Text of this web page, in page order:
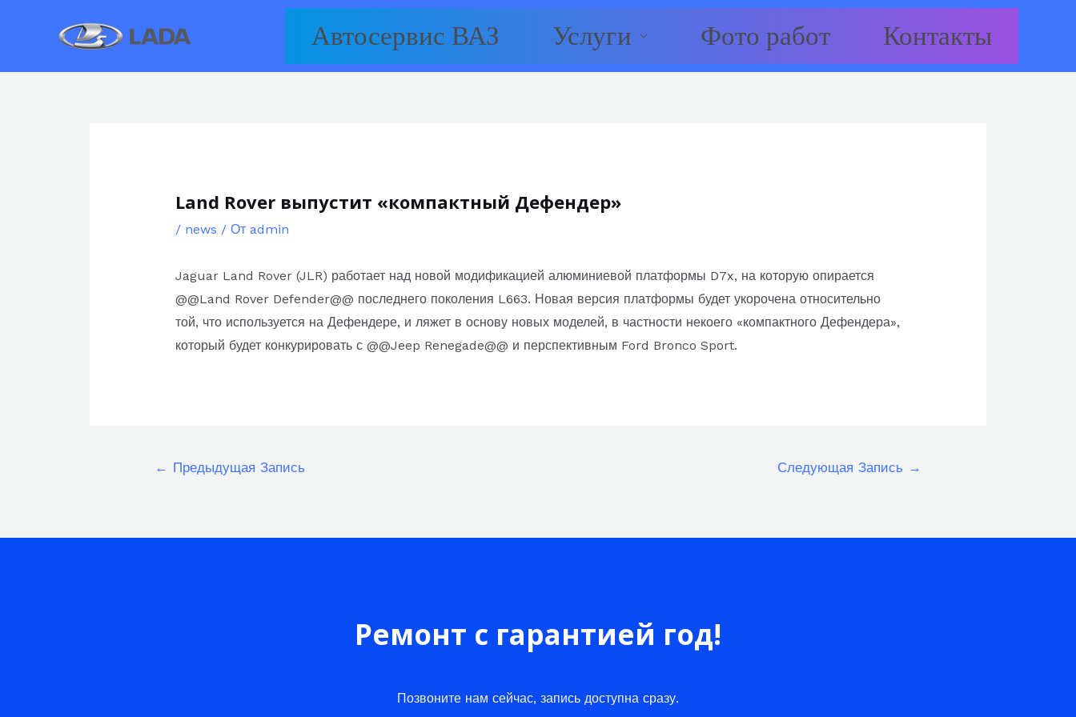
Автосервис ВАЗ Услуги Фото работ Контакты
Land Rover выпустит «компактный Дефендер»
/ news / От admin
Jaguar Land Rover (JLR) работает над новой модификацией алюминиевой платформы D7x, на которую опирается
@@Land Rover Defender@@ последнего поколения L663. Новая версия платформы будет укорочена относительно
той, что используется на Дефендере, и ляжет в основу новых моделей, в частности некоего «компактного Дефендера»,
который будет конкурировать с @@Jeep Renegade@@ и перспективным Ford Bronco Sport.
Навигация
← Предыдущая Запись Следующая Запись →
Ремонт с гарантией год!
Позвоните нам сейчас, запись доступна сразу.